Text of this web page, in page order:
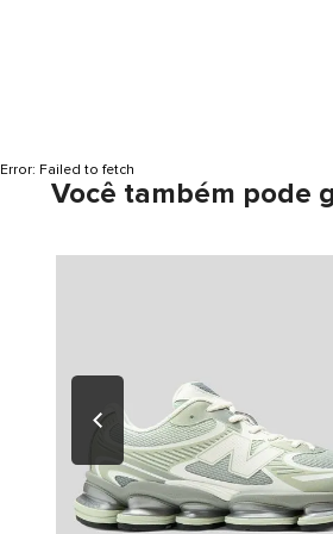
Error: Failed to fetch
Você também pode